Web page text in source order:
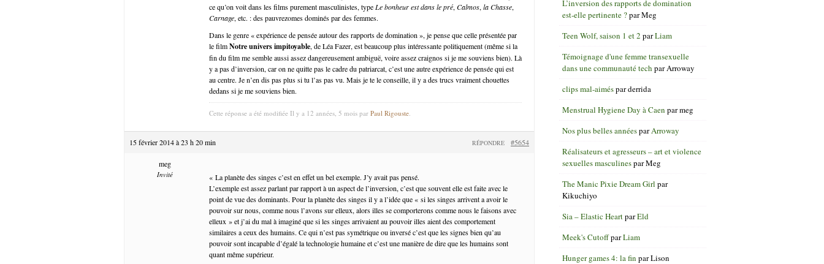
ce qu’on voit dans les films purement masculinistes, type Le bonheur est dans le pré, Calmos, la Chasse,
Carnage, etc. : des pauvrezomes dominés par des femmes.
Dans le genre « expérience de pensée autour des rapports de domination », je pense que celle présentée par
le filmNotre univers impitoyable, de Léa Fazer, est beaucoup plus intéressante politiquement (même si la
fin du film me semble aussi assez dangereusement ambiguë, voire assez craignos si je me souviens bien). Là
y a pas d’inversion, car on ne quitte pas le cadre du patriarcat, c’est une autre expérience de pensée qui est
au centre. Je n’en dis pas plus si tu l’as pas vu. Mais je te le conseille, il y a des trucs vraiment chouettes
dedans si je me souviens bien.
Cette réponse a été modifiée Il y a 12 années, 5 mois par Paul Rigouste
15 février 2014 à 23 h 20 min #5654
RÉPONDRE
meg
Invité
« La planète des singes c’est en effet un bel exemple. J’y avait pas pensé.
L’exemple est assez parlant par rapport à un aspect de l’inversion, c’est que souvent elle est faite avec le
point de vue des dominants. Pour la planète des singes il y a l’idée que « si les singes arrivent a avoir le
pouvoir sur nous, comme nous l’avons sur elleux, alors illes se comporterons comme nous le faisons avec
elleux » et j’ai du mal à imaginé que si les singes arrivaient au pouvoir illes aient des comportement
similaires a ceux des humains. Ce qui n’est pas symétrique ou inversé c’est que les signes bien qu’au
pouvoir sont incapable d’égalé la technologie humaine et c’est une manière de dire que les humains sont
quant même supérieur.
L’inversion des rapports de domination
est-elle pertinente ?parMeg
Teen Wolf, saison 1 et 2 parLiam
Témoignage d'une femme transexuelle
dans une communauté tech parArroway
clips mal-aimésparderrida
Menstrual Hygiene Day à Caen parmeg
Nos plus belles annéesparArroway
Réalisateurs et agresseurs – art et violence
sexuelles masculinesparMeg
The Manic Pixie Dream Girl par
Kikuchiyo
Sia – Elastic HeartparEld
Meek's CutoffparLiam
Hunger games 4: la fin parLison